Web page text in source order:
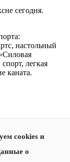
сегодня.
настольный
легкая
каната.
cookies и
о